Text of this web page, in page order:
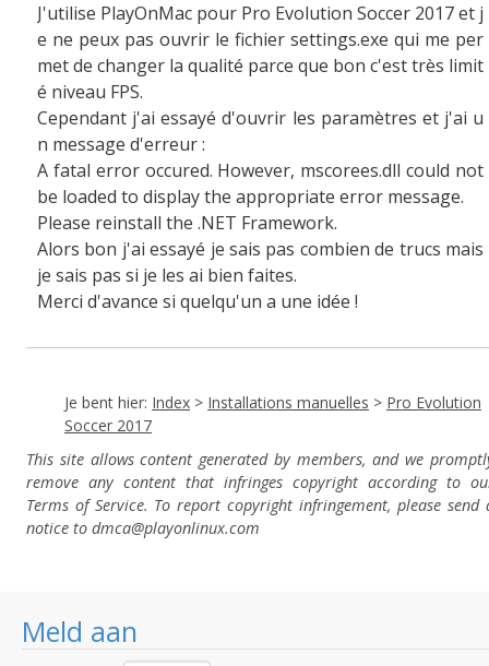
Meld aan
J'utilise PlayOnMac pour Pro Evolution Soccer 2017 et j
e ne peux pas ouvrir le fichier settings.exe qui me per
met de changer la qualité parce que bon c'est très limit
é niveau FPS.
Cependant j'ai essayé d'ouvrir les paramètres et j'ai u
n message d'erreur :
A fatal error occured. However, mscorees.dll could not
be loaded to display the appropriate error message.
Please reinstall the .NET Framework.
Alors bon j'ai essayé je sais pas combien de trucs mais
je sais pas si je les ai bien faites.
Merci d'avance si quelqu'un a une idée !
Je bent hier: Index > Installations manuelles > Pro Evolution
Soccer 2017
This site allows content generated by members, and we
remove any content that infringes copyright according to
Terms of Service. To report copyright infringement, please send
notice to dmca@playonlinux.com